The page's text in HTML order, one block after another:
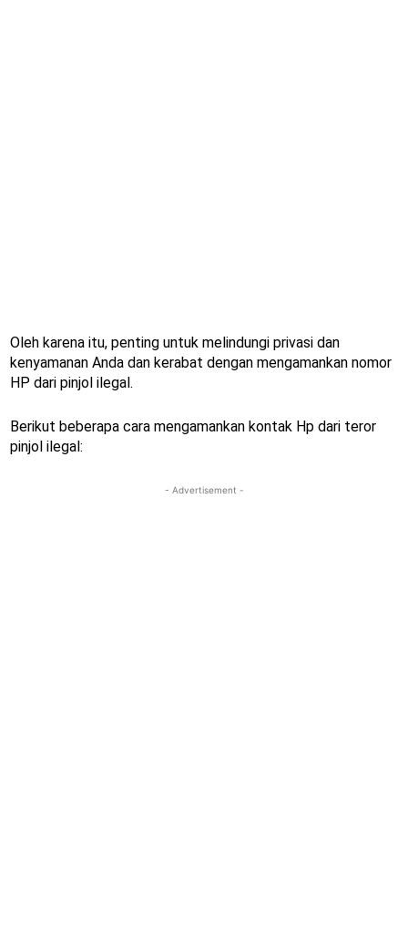
Oleh karena itu, penting untuk melindungi privasi dan
kenyamanan Anda dan kerabat dengan mengamankan nomor
HP dari pinjol ilegal.
Berikut beberapa cara mengamankan kontak Hp dari teror
pinjol ilegal:
- Advertisement -